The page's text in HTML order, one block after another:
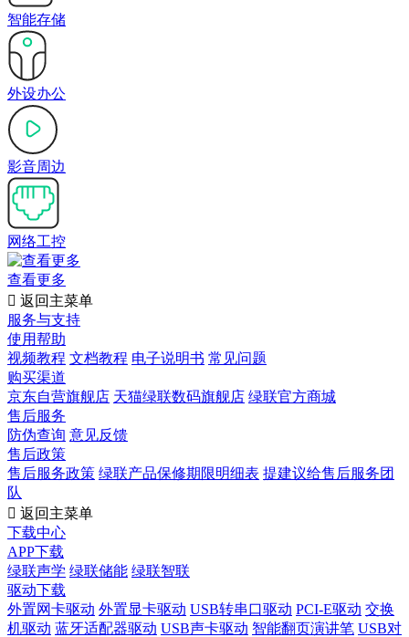
智能存储
外设办公
影音周边
网络工控
查看更多
 返回主菜单
服务与支持
使用帮助
视频教程 文档教程 电子说明书 常见问题
购买渠道
京东自营旗舰店 天猫绿联数码旗舰店 绿联官方商城
售后服务
防伪查询 意见反馈
售后政策
售后服务政策 绿联产品保修期限明细表 提建议给售后服务团
队
 返回主菜单
下载中心
APP下载
绿联声学 绿联储能 绿联智联
驱动下载
外置网卡驱动 外置显卡驱动 USB转串口驱动 PCI-E驱动 交换
机驱动 蓝牙适配器驱动 USB声卡驱动 智能翻页演讲笔 USB对